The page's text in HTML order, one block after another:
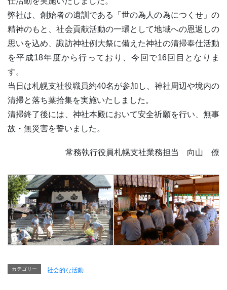
弊社は、創始者の遺訓である「世の為人の為につくせ」の
精神のもと、社会貢献活動の一環として地域への恩返しの
思いを込め、諏訪神社例大祭に備えた神社の清掃奉仕活動
を平成18年度から行っており、今回で16回目となりま
す。
当日は札幌支社役職員約40名が参加し、神社周辺や境内の
清掃と落ち葉拾集を実施いたしました。
清掃終了後には、神社本殿において安全祈願を行い、無事
故・無災害を誓いました。
常務執行役員札幌支社業務担当 向山 僚
カテゴリー 社会的な活動